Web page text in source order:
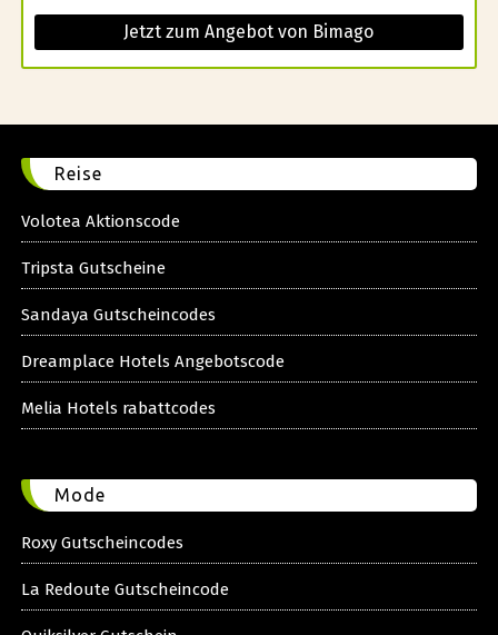
Jetzt zum Angebot von Bimago
Reise
Volotea Aktionscode
Tripsta Gutscheine
Sandaya Gutscheincodes
Dreamplace Hotels Angebotscode
Melia Hotels rabattcodes
Mode
Roxy Gutscheincodes
La Redoute Gutscheincode